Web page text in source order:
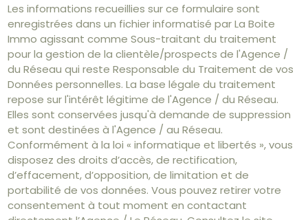
Les informations recueillies sur ce formulaire sont
enregistrées dans un fichier informatisé par La Boite
Immo agissant comme Sous-traitant du traitement
pour la gestion de la clientèle/prospects de l'Agence /
du Réseau qui reste Responsable du Traitement de vos
Données personnelles. La base légale du traitement
repose sur l'intérêt légitime de l'Agence / du Réseau.
Elles sont conservées jusqu'à demande de suppression
et sont destinées à l'Agence / au Réseau.
Conformément à la loi « informatique et libertés », vous
disposez des droits d’accès, de rectification,
d’effacement, d’opposition, de limitation et de
portabilité de vos données. Vous pouvez retirer votre
consentement à tout moment en contactant